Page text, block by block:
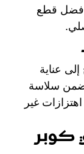
أفضل قطع
عناية
سلاسة
غير
كوبر